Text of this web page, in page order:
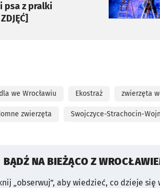
psa z pralki
we Wrocławiu Ekostraż zwierzęta
zwierzęta Swojczyce-Strachocin-
BĄDŹ NA BIEŻĄCO Z
„obserwuj”, aby wiedzieć, co dzieje się